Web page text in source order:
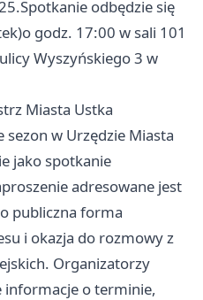
odbędzie się
godz. 17:00 w sali 101
Wyszyńskiego 3 w
Miasta Ustka
w Urzędzie Miasta
jako spotkanie
adresowane jest
publiczna forma
i okazja do rozmowy z
Organizatorzy
informacje o terminie,